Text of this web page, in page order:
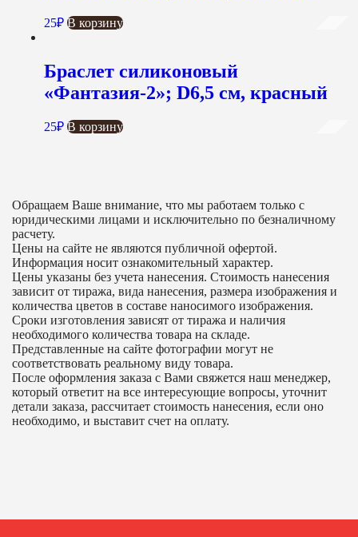
25₽ В корзину
Браслет силиконовый
«Фантазия-2»; D6,5 см, красный
25₽ В корзину
Обращаем Ваше внимание, что мы работаем только с
юридическими лицами и исключительно по безналичному
расчету.
Цены на сайте не являются публичной офертой.
Информация носит ознакомительный характер.
Цены указаны без учета нанесения. Стоимость нанесения
зависит от тиража, вида нанесения, размера изображения и
количества цветов в составе наносимого изображения.
Сроки изготовления зависят от тиража и наличия
необходимого количества товара на складе.
Представленные на сайте фотографии могут не
соответствовать реальному виду товара.
После оформления заказа с Вами свяжется наш менеджер,
который ответит на все интересующие вопросы, уточнит
детали заказа, рассчитает стоимость нанесения, если оно
необходимо, и выставит счет на оплату.